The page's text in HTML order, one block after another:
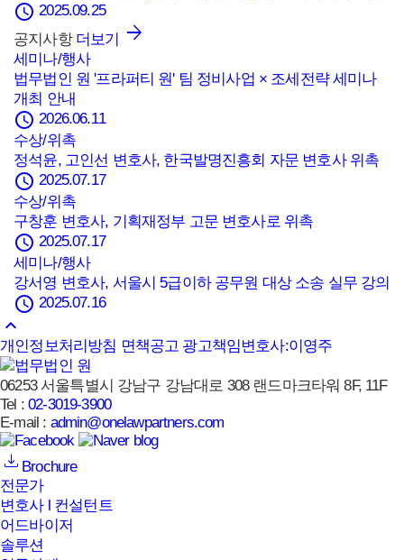
schedule 2025.09.25
공지사항 더보기
세미나/행사
법무법인 원 '프라퍼티 원' 팀 정비사업 × 조세전략 세미나
개최 안내
schedule 2026.06.11
수상/위촉
정석윤, 고인선 변호사, 한국발명진흥회 자문 변호사 위촉
schedule 2025.07.17
수상/위촉
구창훈 변호사, 기획재정부 고문 변호사로 위촉
schedule 2025.07.17
세미나/행사
강서영 변호사, 서울시 5급이하 공무원 대상 소송 실무 강의
schedule 2025.07.16
keyboard_arrow_up
개인정보처리방침 면책공고 광고책임변호사:이영주
06253 서울특별시 강남구 강남대로 308 랜드마크타워 8F, 11F
Tel :02-3019-3900
E-mail : admin@onelawpartners.com
Brochure
전문가
변호사 l 컨설턴트
어드바이저
솔루션